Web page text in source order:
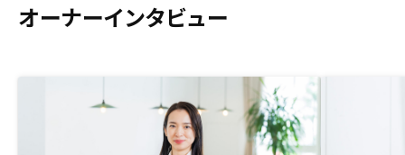
オーナーインタビュー